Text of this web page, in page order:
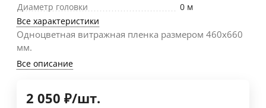
Диаметр головки
0 м
Все характеристики
Одноцветная витражная пленка размером 460х660
мм.
Все описание
2 050 ₽/шт.